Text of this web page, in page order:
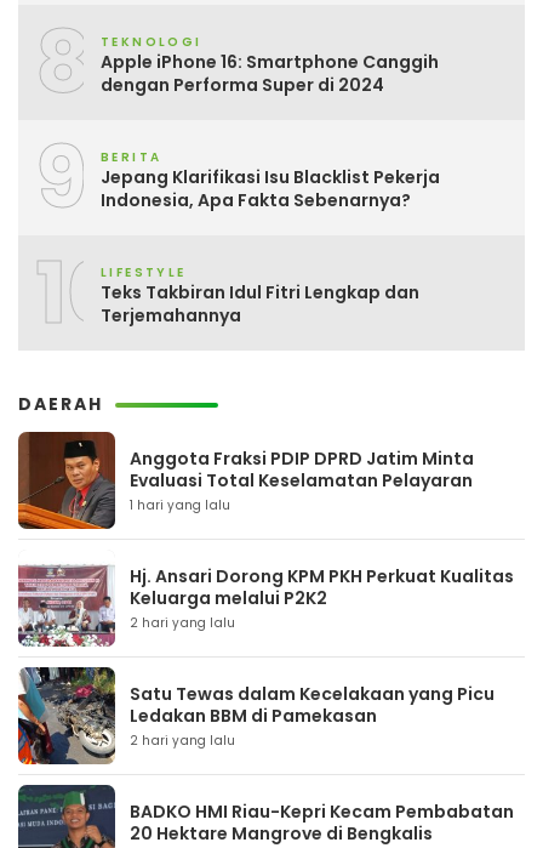
8 TEKNOLOGI
Apple iPhone 16: Smartphone Canggih
dengan Performa Super di 2024
9 BERITA
Jepang Klarifikasi Isu Blacklist Pekerja
Indonesia, Apa Fakta Sebenarnya?
10LIFESTYLE
Teks Takbiran Idul Fitri Lengkap dan
Terjemahannya
DAERAH
Anggota Fraksi PDIP DPRD Jatim Minta
Evaluasi Total Keselamatan Pelayaran
1 hari yang lalu
Hj. Ansari Dorong KPM PKH Perkuat Kualitas
Keluarga melalui P2K2
2 hari yang lalu
Satu Tewas dalam Kecelakaan yang Picu
Ledakan BBM di Pamekasan
2 hari yang lalu
BADKO HMI Riau-Kepri Kecam Pembabatan
20 Hektare Mangrove di Bengkalis